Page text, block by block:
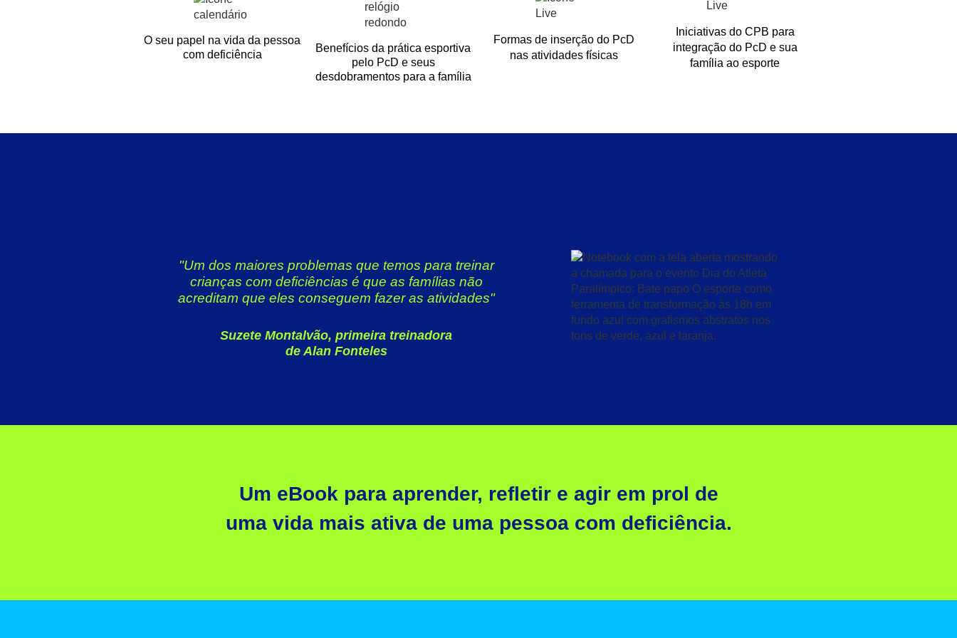
O seu papel na vida da pessoa
com deficiência
Benefícios da prática esportiva
pelo PcD e seus
desdobramentos para a família
Formas de inserção do PcD
nas atividades físicas
Iniciativas do CPB para
integração do PcD e sua
família ao esporte
"Um dos maiores problemas que temos para treinar
crianças com deficiências é que as famílias não
acreditam que eles conseguem fazer as atividades"
Suzete Montalvão, primeira treinadora
de Alan Fonteles
Um eBook para aprender, refletir e agir em prol de
uma vida mais ativa de uma pessoa com deficiência.